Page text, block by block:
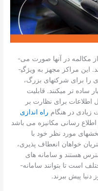
در صنایع مختلف که روزانه حجم زیادی از مکالمه در آن­ها صورت می­
پذیرد مراکز تماس مزایای عمده ­ای دارند. این مراکز مجهز به ویژگی­
را برای شرکت­های بزرگ،
­تر می­کنند. قابلیت
اطلاعات برای نظارت بر
زیادی در هنگام راه اندازی
اطلاع رسانی مکانیزه می­ باشد
مورد نظر خود با
خواهان انعطاف پذیری،
هستند و سامانه­ های
است تا بتوانند سامانه­
دنیا پیش ببرند.